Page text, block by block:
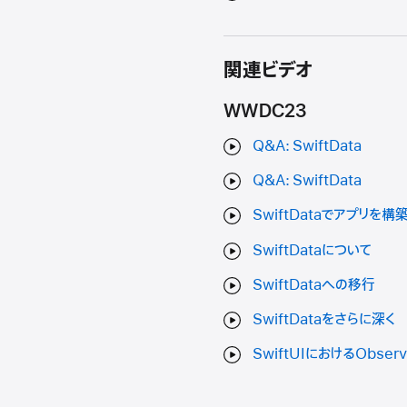
関連ビデオ
WWDC23
Q&A: SwiftData
Q&A: SwiftData
SwiftDataでアプリを構築
SwiftDataについて
SwiftDataへの移行
SwiftDataをさらに深く
SwiftUIにおける